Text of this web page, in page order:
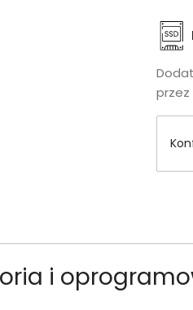
przez
i